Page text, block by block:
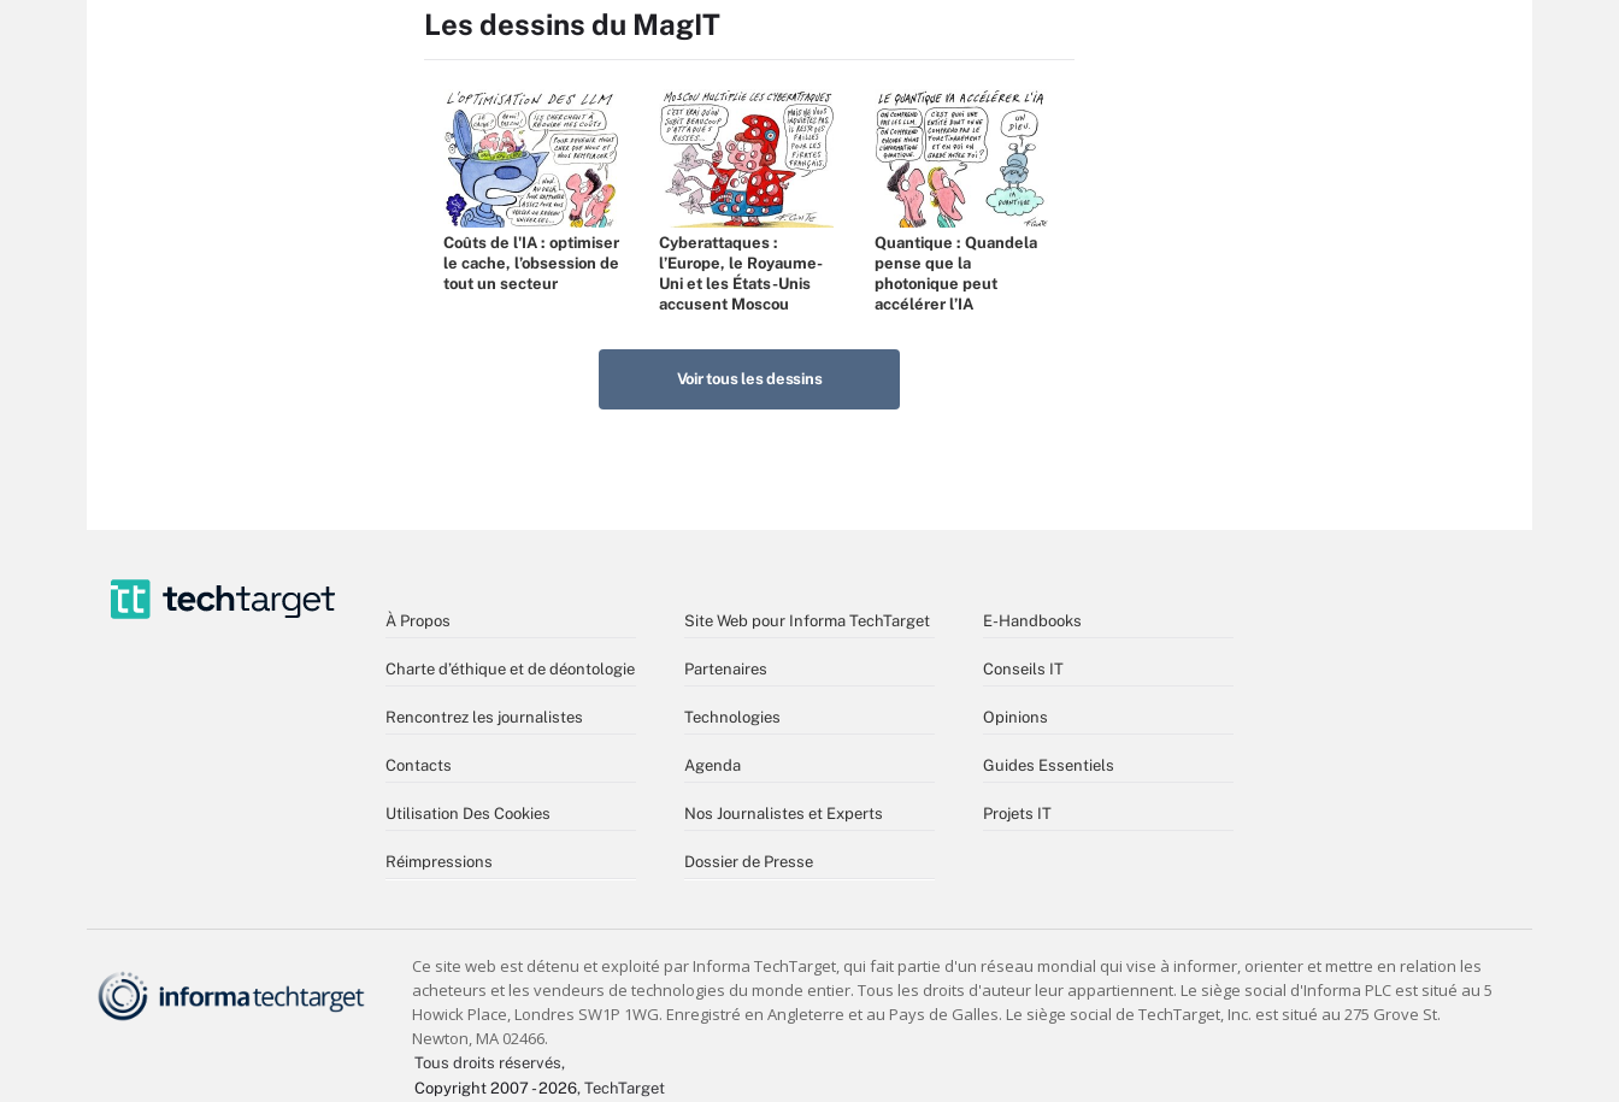
Les dessins du MagIT
Coûts de l'IA : optimiser
le cache, l’obsession de
tout un secteur
Cyberattaques :
l’Europe, le Royaume-
Uni et les États-Unis
accusent Moscou
Quantique : Quandela
pense que la
photonique peut
accélérer l’IA
Voir tous les dessins
À Propos
Charte d’éthique et de déontologie
Rencontrez les journalistes
Contacts
Utilisation Des Cookies
Réimpressions
Site Web pour Informa TechTarget
Partenaires
Technologies
Agenda
Nos Journalistes et Experts
Dossier de Presse
E-Handbooks
Conseils IT
Opinions
Guides Essentiels
Projets IT
Tous droits réservés,
Copyright 2007 - 2026, TechTarget